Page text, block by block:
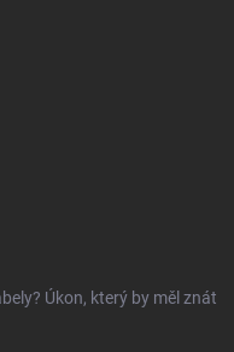
Úkon, který by měl znát